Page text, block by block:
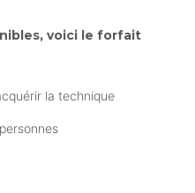
voici le forfait
la technique